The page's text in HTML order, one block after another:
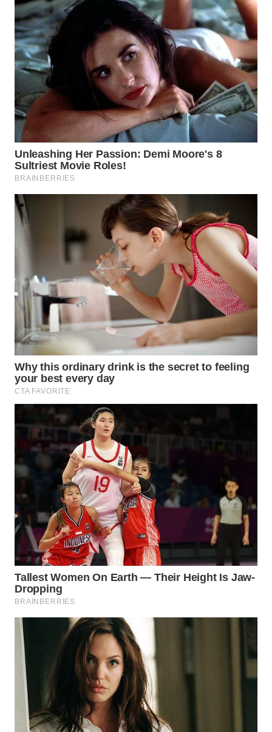
WN
TEBING
TINGGI
WN
PAKPAK
KARAWANG
WN
BEKASI
BOGOR
WN
TAPANULI
UTARA
WN
SAMOSIR
WN
PADANG
LAWAS
SUMEDANG
CIANJUR
WN
KEPULAUAN
SERIBU
WN
TANGERANG
BINJAI
WN
CIREBON